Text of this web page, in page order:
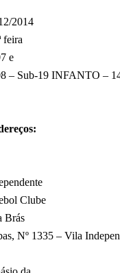
2014
feira
e
– Sub-19 INFANTO –
Clube
Brás
Nº 1335 – Vila